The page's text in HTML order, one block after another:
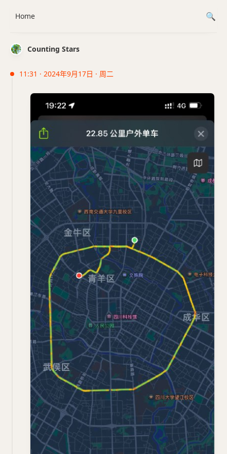
Counting Stars
11:31 · 2024年9月17日 · 周二
Home